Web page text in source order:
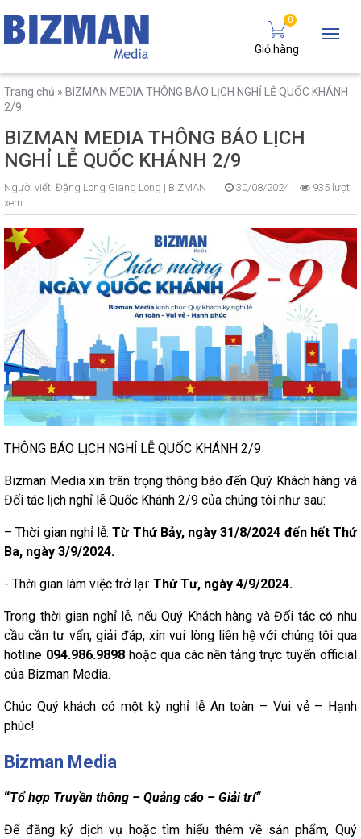
0
Giỏ hàng
Trang chủ » BIZMAN MEDIA THÔNG BÁO LỊCH NGHỈ LỄ QUỐC KHÁNH
2/9
BIZMAN MEDIA THÔNG BÁO LỊCH
NGHỈ LỄ QUỐC KHÁNH 2/9
Người viết: Đặng Long Giang Long | BIZMAN 30/08/2024
935 lượt
xem
THÔNG BÁO LỊCH NGHỈ LỄ QUỐC KHÁNH 2/9
Bizman Media xin trân trọng thông báo đến Quý Khách hàng và
Đối tác lịch nghỉ lễ Quốc Khánh 2/9 của chúng tôi như sau:
– Thời gian nghỉ lễ:Từ Thứ Bảy, ngày 31/8/2024 đến hết Thứ
Ba, ngày 3/9/2024.
️- Thời gian làm việc trở lại: Thứ Tư, ngày 4/9/2024.
Trong thời gian nghỉ lễ, nếu Quý Khách hàng và Đối tác có nhu
cầu cần tư vấn, giải đáp, xin vui lòng liên hệ với chúng tôi qua
hotline 094.986.9898hoặc qua các nền tảng trực tuyến official
của Bizman Media.
Chúc Quý khách có một kỳ nghỉ lễ An toàn – Vui vẻ – Hạnh
phúc!
Bizman Media
“Tổ hợp Truyền thông – Quảng cáo – Giải trí“
Để đăng ký dịch vụ hoặc tìm hiểu thêm về sản phẩm, Quý